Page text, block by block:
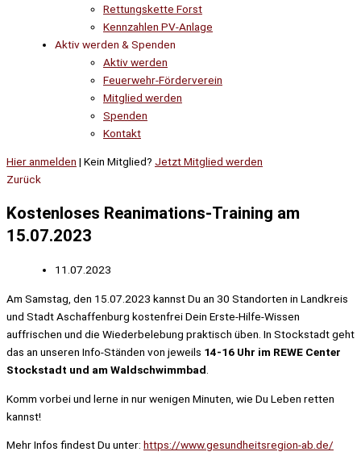
Rettungskette Forst
Kennzahlen PV-Anlage
Aktiv werden & Spenden
Aktiv werden
Feuerwehr-Förderverein
Mitglied werden
Spenden
Kontakt
Hier anmelden | Kein Mitglied? Jetzt Mitglied werden
Zurück
Kostenloses Reanimations-Training am
15.07.2023
11.07.2023
Am Samstag, den 15.07.2023 kannst Du an 30 Standorten in Landkreis
und Stadt Aschaffenburg kostenfrei Dein Erste-Hilfe-Wissen
auffrischen und die Wiederbelebung praktisch üben. In Stockstadt geht
das an unseren Info-Ständen von jeweils 14-16 Uhr im REWE Center
Stockstadt und am Waldschwimmbad
Komm vorbei und lerne in nur wenigen Minuten, wie Du Leben retten
kannst!
Mehr Infos findest Du unter: https://www.gesundheitsregion-ab.de/